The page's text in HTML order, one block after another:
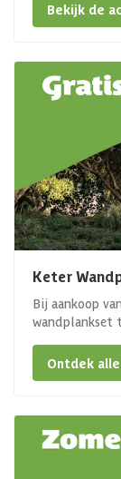
Bekijk de
Keter
Bij aankoop
wandplankset
Ontdek